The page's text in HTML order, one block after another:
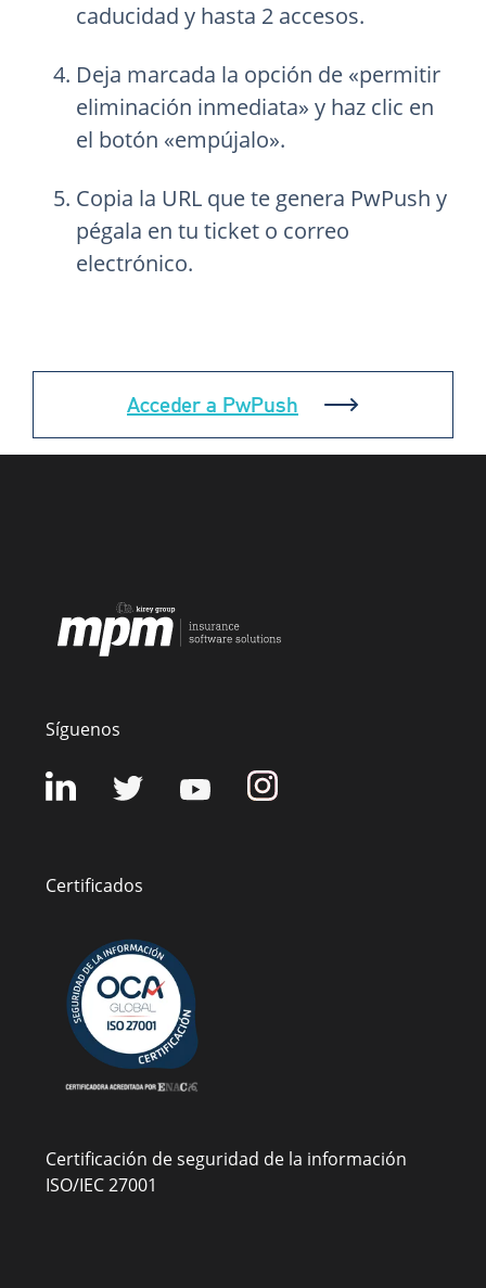
caducidad y hasta 2 accesos.
Deja marcada la opción de «permitir
eliminación inmediata» y haz clic en
el botón «empújalo».
Copia la URL que te genera PwPush y
pégala en tu ticket o correo
electrónico.
Acceder a PwPush
Síguenos
Certificados
Certificación de seguridad de la información
ISO/IEC 27001